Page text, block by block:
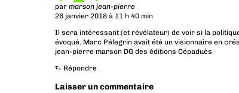
par marson jean-pierre
26 janvier 2018 à 11 h 40 min
Il sera intéressant (et révélateur) de voir si la
évoqué. Marc Pélegrin avait été un visionnaire en
jean-pierre marson DG des éditions Cépaduès
⮑ Répondre
Laisser un commentaire